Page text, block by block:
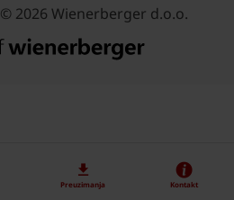
Preuzimanja Kontakt
© 2026 Wienerberger d.o.o.